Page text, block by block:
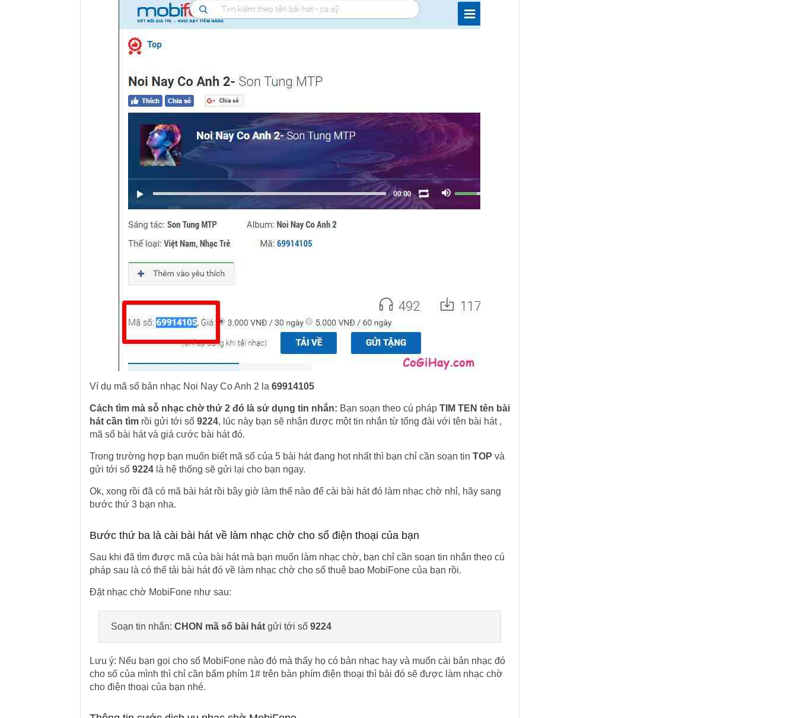
Ví dụ mã số bản nhạc Noi Nay Co Anh 2 la 69914105
Cách tìm mà sỗ nhạc chờ thứ 2 đó là sử dụng tin nhắn: Bạn soạn theo cú pháp TIM TEN tên bài
hát cần tìmrồi gửi tới số 9224, lúc này bạn sẽ nhận được một tin nhắn từ tổng đài với tên bài hát ,
mã số bài hát và giá cước bài hát đó.
Trong trường hợp bạn muốn biết mã số của 5 bài hát đang hot nhất thì bạn chỉ cần soạn tin TOP và
gửi tới số 9224là hệ thống sẽ gửi lại cho bạn ngay.
Ok, xong rồi đã có mã bài hát rồi bây giờ làm thế nào để cài bài hát đó làm nhạc chờ nhỉ, hãy sang
bước thứ 3 bạn nha.
Bước thứ ba là cài bài hát về làm nhạc chờ cho số điện thoại của bạn
Sau khi đã tìm được mã của bài hát mà bạn muốn làm nhạc chờ, bạn chỉ cần soạn tin nhắn theo cú
pháp sau là có thể tải bài hát đó về làm nhạc chờ cho số thuê bao MobiFone của bạn rồi.
Đặt nhạc chờ MobiFone như sau:
Soạn tin nhắn: CHON mã số bài hátgửi tới số 9224
Lưu ý: Nếu bạn gọi cho số MobiFone nào đó mà thấy họ có bản nhạc hay và muốn cài bản nhạc đó
cho số của mình thì chỉ cần bấm phím 1# trên bàn phím điện thoại thì bài đó sẽ được làm nhạc chờ
cho điện thoại của bạn nhé.